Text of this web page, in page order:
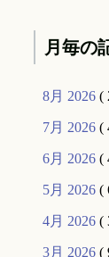
月毎の
8月 2026 (
7月 2026 (
6月 2026 (
5月 2026 (
4月 2026 (
3月 2026 (